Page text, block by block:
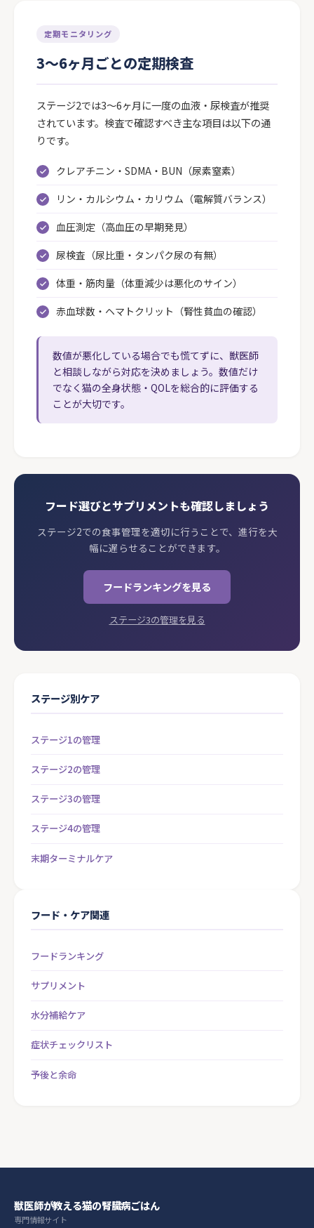
定期モニタリング
3〜6ヶ月ごとの定期検査
ステージ2では3〜6ヶ月に一度の血液・尿検査が推奨
されています。検査で確認すべき主な項目は以下の通
りです。
クレアチニン・SDMA・BUN（尿素窒素）
リン・カルシウム・カリウム（電解質バランス）
血圧測定（高血圧の早期発見）
尿検査（尿比重・タンパク尿の有無）
体重・筋肉量（体重減少は悪化のサイン）
赤血球数・ヘマトクリット（腎性貧血の確認）
数値が悪化している場合でも慌てずに、獣医師
と相談しながら対応を決めましょう。数値だけ
でなく猫の全身状態・QOLを総合的に評価する
ことが大切です。
フード選びとサプリメントも確認しましょう
ステージ2での食事管理を適切に行うことで、進行を大
幅に遅らせることができます。
フードランキングを見る
ステージ3の管理を見る
ステージ別ケア
ステージ1の管理
ステージ2の管理
ステージ3の管理
ステージ4の管理
末期ターミナルケア
フード・ケア関連
フードランキング
サプリメント
水分補給ケア
症状チェックリスト
予後と余命
獣医師が教える猫の腎臓病ごはん
専門情報サイト